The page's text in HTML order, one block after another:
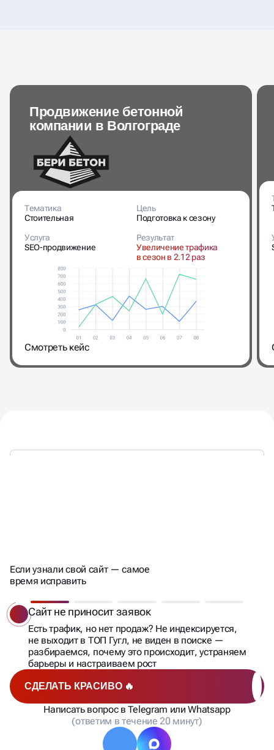
Продвижение бетонной
компании в Волгограде
Тематика
Стоительная
Цель
Подготовка к сезону
Услуга
SEO-продвижение
Результат
Увеличение трафика
в сезон в 2.12 раз
Cмотреть кейс
Если узнали свой сайт — самое
время исправить
СДЕЛАТЬ КРАСИВО 🔥
Написать вопрос в Telegram или Whatsapp
(ответим в течение 20 минут)
Сайт не приносит заявок
Есть трафик, но нет продаж? Не индексируется,
не выходит в ТОП Гугл, не виден в поиске —
разбираемся, почему это происходит, устраняем
барьеры и настраиваем рост